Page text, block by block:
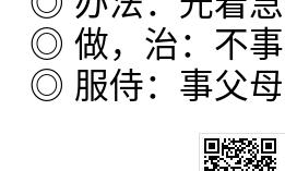
◎ 做，治：不
◎ 服侍：事父母